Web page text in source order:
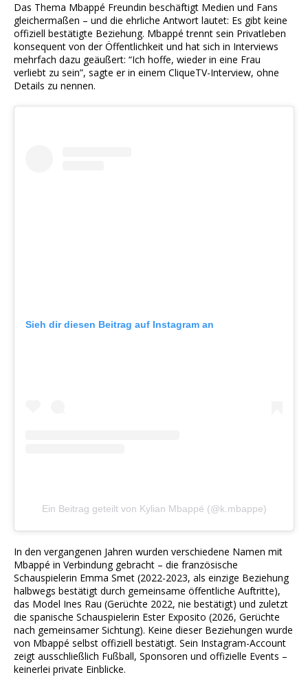
Das Thema Mbappé Freundin beschäftigt Medien und Fans
gleichermaßen – und die ehrliche Antwort lautet: Es gibt keine
offiziell bestätigte Beziehung. Mbappé trennt sein Privatleben
konsequent von der Öffentlichkeit und hat sich in Interviews
mehrfach dazu geäußert: “Ich hoffe, wieder in eine Frau
verliebt zu sein”, sagte er in einem CliqueTV-Interview, ohne
Details zu nennen.
Sieh dir diesen Beitrag auf Instagram an
Ein Beitrag geteilt von Kylian Mbappé (@k.mbappe)
In den vergangenen Jahren wurden verschiedene Namen mit
Mbappé in Verbindung gebracht – die französische
Schauspielerin Emma Smet (2022-2023, als einzige Beziehung
halbwegs bestätigt durch gemeinsame öffentliche Auftritte),
das Model Ines Rau (Gerüchte 2022, nie bestätigt) und zuletzt
die spanische Schauspielerin Ester Exposito (2026, Gerüchte
nach gemeinsamer Sichtung). Keine dieser Beziehungen wurde
von Mbappé selbst offiziell bestätigt. Sein Instagram-Account
zeigt ausschließlich Fußball, Sponsoren und offizielle Events –
keinerlei private Einblicke.